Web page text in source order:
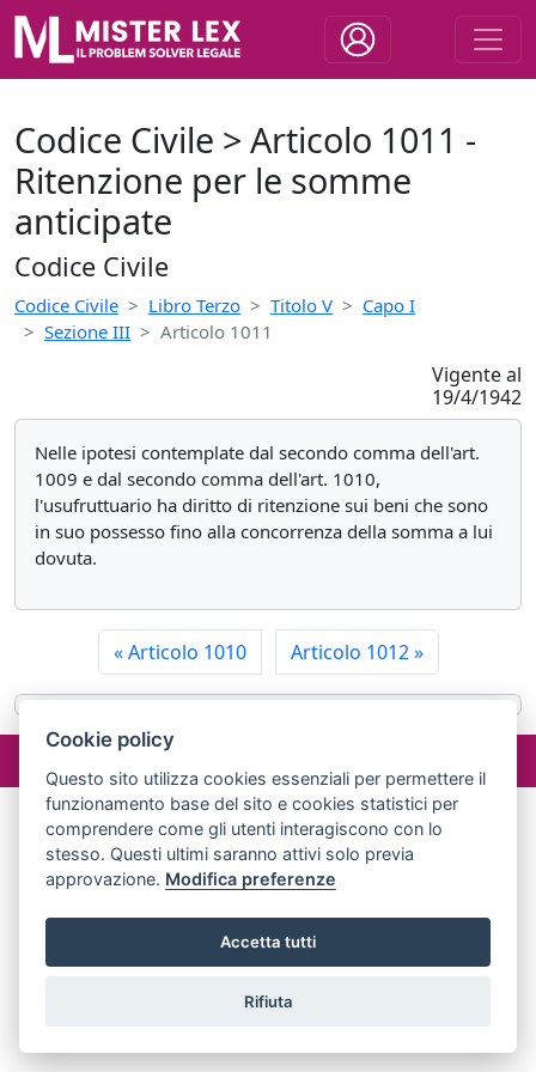
Codice Civile > Articolo 1011 -
Ritenzione per le somme
anticipate
Codice Civile
Codice Civile Libro Terzo Titolo V
Capo I
Sezione III
Articolo 1011
Vigente al
19/4/1942
Nelle ipotesi contemplate dal secondo comma dell'art.
1009 e dal secondo comma dell'art. 1010,
l'usufruttuario ha diritto di ritenzione sui beni che sono
in suo possesso fino alla concorrenza della somma a lui
dovuta.
«Articolo 1010 Articolo 1012»
©2024 misterlex.it -
02029690472
Cookie policy
Questo sito utilizza cookies essenziali per permettere il
funzionamento base del sito e cookies statistici per
comprendere come gli utenti interagiscono con lo
stesso. Questi ultimi saranno attivi solo previa
approvazione. Modifica preferenze
Accetta tutti
Rifiuta